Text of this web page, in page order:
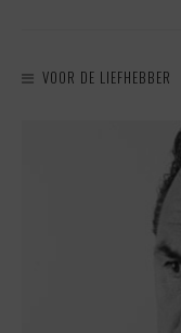
VOOR DE LIEFHEBBER